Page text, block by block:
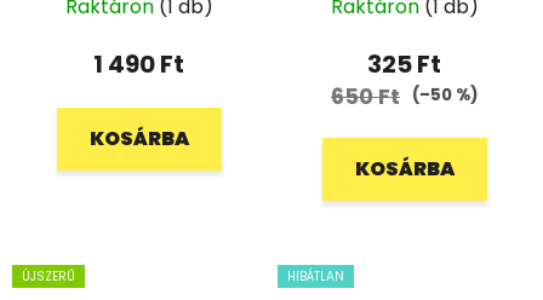
Raktáron (1 db)
1 490 Ft
KOSÁRBA
Raktáron (1 db)
325 Ft
650 Ft (–50 %)
KOSÁRBA
ÚJSZERŰ HIBÁTLAN